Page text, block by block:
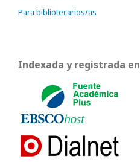
Para bibliotecarios/as
Indexada y registrada en